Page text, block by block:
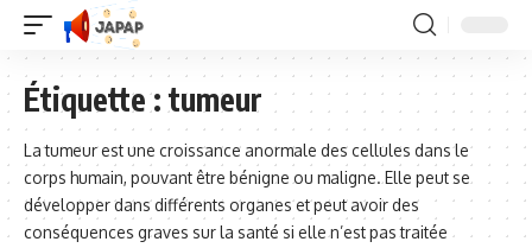
Étiquette :tumeur
La tumeur est une croissance anormale des cellules dans le
corps humain, pouvant être bénigne ou maligne. Elle peut se
développer dans différents organes et peut avoir des
conséquences graves sur la santé si elle n’est pas traitée